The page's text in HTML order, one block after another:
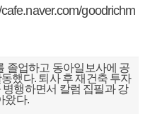
cafe.naver.com/goodrichm
졸업하고 동아일보사에 공
했다. 퇴사 후 재건축 투자
병행하면서 칼럼 집필과 강
왔다.